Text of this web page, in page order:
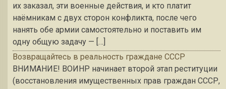
их заказал, эти военные действия, и кто платит
наёмникам с двух сторон конфликта, после чего
нанять обе армии самостоятельно и поставить им
одну общую задачу — […]
Возвращайтесь в реальность граждане СССР
ВНИМАНИЕ! ВОИНР начинает второй этап реституции
(восстановления имущественных прав граждан СССР,